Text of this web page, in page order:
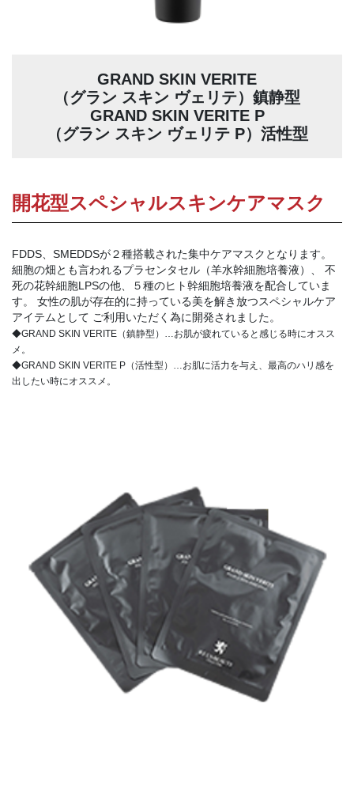
GRAND SKIN VERITE
（グラン スキン ヴェリテ）鎮静型
GRAND SKIN VERITE P
（グラン スキン ヴェリテ P）活性型
開花型スペシャルスキンケアマスク
FDDS、SMEDDSが２種搭載された集中ケアマスクとなります。
細胞の畑とも言われるプラセンタセル（羊水幹細胞培養液）、 不
死の花幹細胞LPSの他、５種のヒト幹細胞培養液を配合していま
す。 女性の肌が存在的に持っている美を解き放つスペシャルケア
アイテムとして ご利用いただく為に開発されました。
◆GRAND SKIN VERITE（鎮静型）…お肌が疲れていると感じる時にオスス
メ。
◆GRAND SKIN VERITE P（活性型）…お肌に活力を与え、最高のハリ感を
出したい時にオススメ。